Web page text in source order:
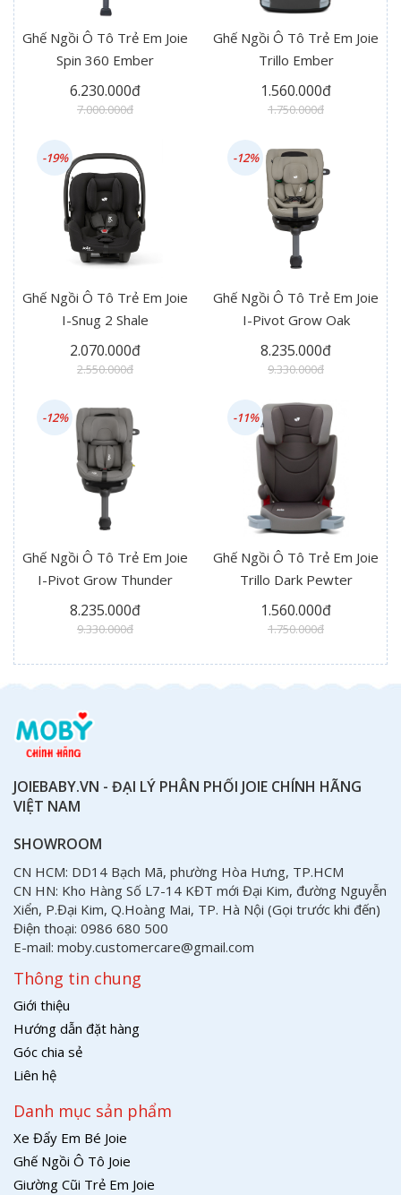
Ghế Ngồi Ô Tô Trẻ Em Joie
Spin 360 Ember
6.230.000đ
7.000.000đ
Ghế Ngồi Ô Tô Trẻ Em Joie
Trillo Ember
1.560.000đ
1.750.000đ
Ghế Ngồi Ô Tô Trẻ Em Joie
I-Snug 2 Shale
2.070.000đ
2.550.000đ
-19%
Ghế Ngồi Ô Tô Trẻ Em Joie
I-Pivot Grow Oak
8.235.000đ
9.330.000đ
-12%
Ghế Ngồi Ô Tô Trẻ Em Joie
I-Pivot Grow Thunder
8.235.000đ
9.330.000đ
-12%
Ghế Ngồi Ô Tô Trẻ Em Joie
Trillo Dark Pewter
1.560.000đ
1.750.000đ
-11%
JOIEBABY.VN - ĐẠI LÝ PHÂN PHỐI JOIE CHÍNH HÃNG
VIỆT NAM
SHOWROOM
CN HCM: DD14 Bạch Mã, phường Hòa Hưng, TP.HCM
CN HN: Kho Hàng Số L7-14 KĐT mới Đại Kim, đường Nguyễn
Xiển, P.Đại Kim, Q.Hoàng Mai, TP. Hà Nội (Gọi trước khi đến)
Điện thoại: 0986 680 500
E-mail: moby.customercare@gmail.com
Thông tin chung
Giới thiệu
Hướng dẫn đặt hàng
Góc chia sẻ
Liên hệ
Danh mục sản phẩm
Xe Đẩy Em Bé Joie
Ghế Ngồi Ô Tô Joie
Giường Cũi Trẻ Em Joie